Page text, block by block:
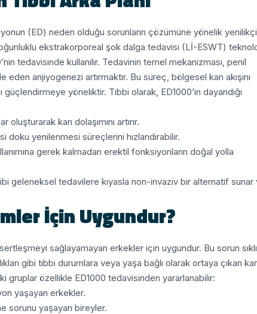
(ED) neden olduğu sorunların çözümüne yönelik
ekstrakorporeal şok dalga tedavisi (Lİ-ESWT)
tedavisinde kullanılır. Tedavinin temel mekanizması, penil
anjiyogenezi artırmaktır. Bu süreç, bölgesel kan akışını
güçlendirmeye yöneliktir. Tıbbi olarak, ED1000’in dayandığı
oluşturarak kan dolaşımını artırır.
doku yenilenmesi süreçlerini hızlandırabilir.
gerek kalmadan erektil fonksiyonların doğal yolla
geleneksel tedavilere kıyasla non-invaziv bir alternatif sunar
İçin Uygundur?
sağlayamayan erkekler için uygundur. Bu sorun
gibi tıbbi durumlara veya yaşa bağlı olarak ortaya çıkan
gruplar özellikle ED1000 tedavisinden yararlanabilir:
yaşayan erkekler.
sorunu yaşayan bireyler.